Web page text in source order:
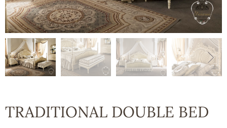
TRADITIONAL DOUBLE BED